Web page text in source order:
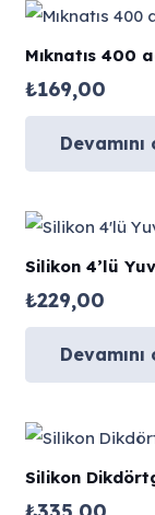
Mıknatıs 400
₺169,00
Devamını
Silikon 4’lü
₺229,00
Devamını
Silikon